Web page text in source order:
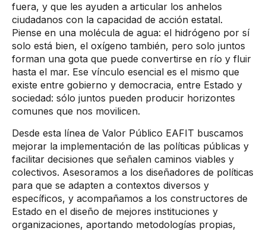
fuera, y que les ayuden a articular los anhelos
ciudadanos con la capacidad de acción estatal.
Piense en una molécula de agua: el hidrógeno por sí
solo está bien, el oxígeno también, pero solo juntos
forman una gota que puede convertirse en río y fluir
hasta el mar. Ese vínculo esencial es el mismo que
existe entre gobierno y democracia, entre Estado y
sociedad: sólo juntos pueden producir horizontes
comunes que nos movilicen.
Desde esta línea de Valor Público EAFIT buscamos
mejorar la implementación de las políticas públicas y
facilitar decisiones que señalen caminos viables y
colectivos. Asesoramos a los diseñadores de políticas
para que se adapten a contextos diversos y
específicos, y acompañamos a los constructores de
Estado en el diseño de mejores instituciones y
organizaciones, aportando metodologías propias,